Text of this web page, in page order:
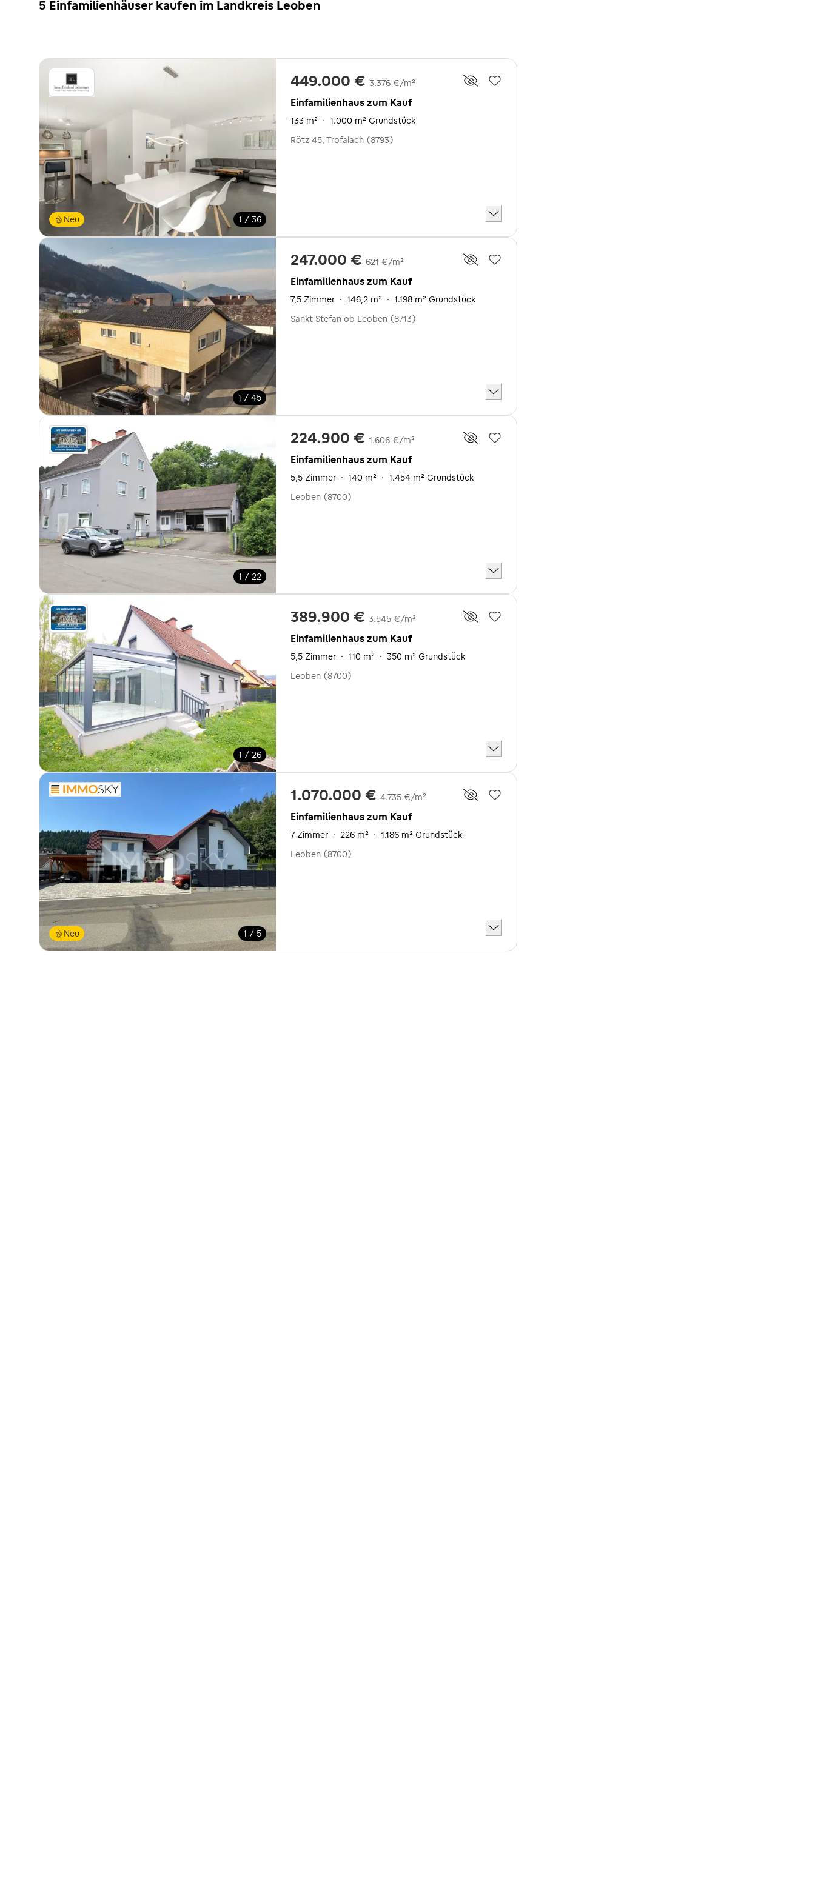
5 Einfamilienhäuser kaufen im Landkreis Leoben
1 / 36
Neu
449.000 € 3.376 €/m²
Einfamilienhaus zum Kauf
133 m² · 1.000 m² Grundstück
Rötz 45, Trofaiach (8793)
1 / 45
247.000 € 621 €/m²
Einfamilienhaus zum Kauf
7,5 Zimmer · 146,2 m² · 1.198 m² Grundstück
Sankt Stefan ob Leoben (8713)
1 / 22
224.900 € 1.606 €/m²
Einfamilienhaus zum Kauf
5,5 Zimmer · 140 m² · 1.454 m² Grundstück
Leoben (8700)
1 / 26
389.900 € 3.545 €/m²
Einfamilienhaus zum Kauf
5,5 Zimmer · 110 m² · 350 m² Grundstück
Leoben (8700)
1 / 5
Neu
1.070.000 € 4.735 €/m²
Einfamilienhaus zum Kauf
7 Zimmer · 226 m² · 1.186 m² Grundstück
Leoben (8700)